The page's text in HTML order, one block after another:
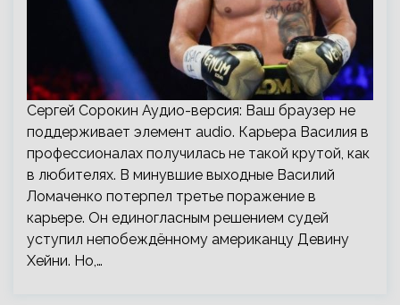
Сергей Сорокин Аудио-версия: Ваш браузер не
поддерживает элемент audio. Карьера Василия в
профессионалах получилась не такой крутой, как
в любителях. В минувшие выходные Василий
Ломаченко потерпел третье поражение в
карьере. Он единогласным решением судей
уступил непобеждённому американцу Девину
Хейни. Но,…